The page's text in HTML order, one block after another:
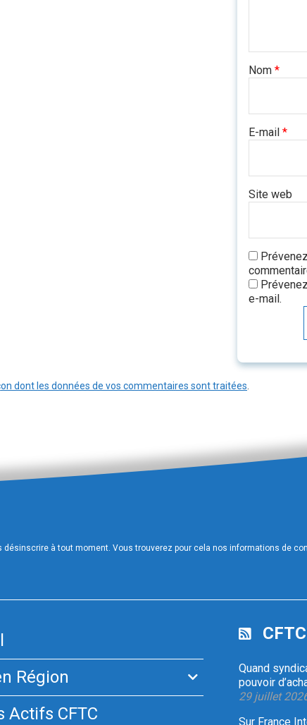
Nom *
E-mail *
Site web
e-mail.
dont les données de vos commentaires sont traitées
désinscrire à tout moment. Vous trouverez pour cela nos informations de
Région
Actifs CFTC
CFTC
Quand
pouvoir
29 juillet
Sur France